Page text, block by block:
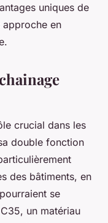
uniques de
en
crucial dans les
double fonction
des bâtiments, en
se
un matériau